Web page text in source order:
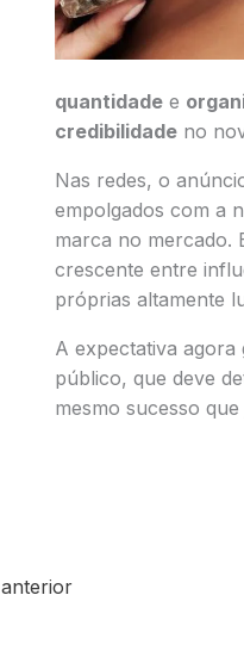
quantidadee
credibilidadeno
Nas redes, o
empolgados com a
marca no mercado.
crescente entre
próprias altamente
A expectativa
público, que deve
mesmo sucesso